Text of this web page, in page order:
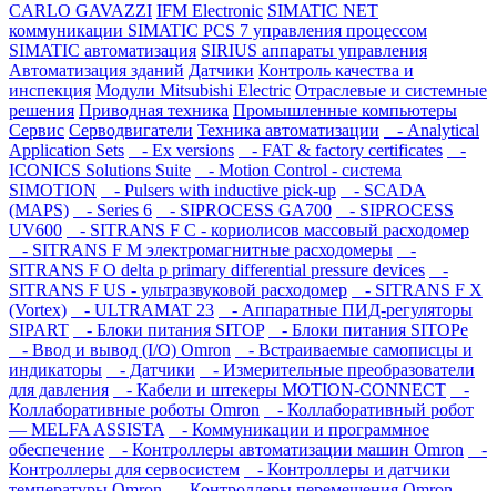
CARLO GAVAZZI IFM Electronic SIMATIC NET
коммуникации SIMATIC PCS 7 управления процессом
SIMATIC автоматизация SIRIUS аппараты управления
Автоматизация зданий Датчики Контроль качества и
инспекция Модули Mitsubishi Electric Отраслевые и системные
решения Приводная техника Промышленные компьютеры
Сервис Серводвигатели Техника автоматизации
- Analytical
Application Sets
- Ex versions - FAT & factory certificates
-
ICONICS Solutions Suite
- Motion Control - система
SIMOTION
- Pulsers with inductive pick-up
- SCADA
(MAPS)
- Series 6 - SIPROCESS GA700
- SIPROCESS
UV600
- SITRANS F C - кориолисов массовый расходомер
- SITRANS F M электромагнитные расходомеры
-
SITRANS F O delta p primary differential pressure devices
-
SITRANS F US - ультразвуковой расходомер
- SITRANS F X
(Vortex)
- ULTRAMAT 23
- Аппаратные ПИД-регуляторы
SIPART
- Блоки питания SITOP
- Блоки питания SITOPе
- Ввод и вывод (I/O) Omron
- Встраиваемые самописцы и
индикаторы
- Датчики
- Измерительные преобразователи
для давления
- Кабели и штекеры MOTION-CONNECT
-
Коллаборативные роботы Omron
- Коллаборативный робот
— MELFA ASSISTA
- Коммуникации и программное
обеспечение
- Контроллеры автоматизации машин Omron
-
Контроллеры для сервосистем
- Контроллеры и датчики